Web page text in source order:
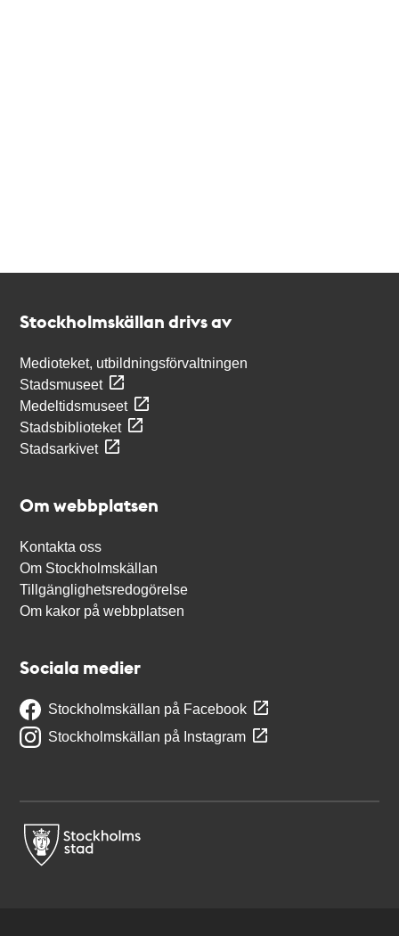
Stockholmskällan drivs av
Medioteket, utbildningsförvaltningen
Stadsmuseet
Medeltidsmuseet
Stadsbiblioteket
Stadsarkivet
Om webbplatsen
Kontakta oss
Om Stockholmskällan
Tillgänglighetsredogörelse
Om kakor på webbplatsen
Sociala medier
Stockholmskällan på Facebook
Stockholmskällan på Instagram